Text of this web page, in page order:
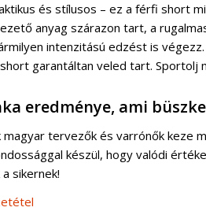
és stílusos – ez a férfi short
anyag szárazon tart, a
intenzitású edzést is
garantáltan veled tart. Sportolj
eredménye, ami
tervezők és varrónők keze
készül, hogy valódi
sikernek!